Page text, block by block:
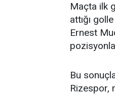
Maçta ilk
attığı
Ernest
Bu
Rizespor,